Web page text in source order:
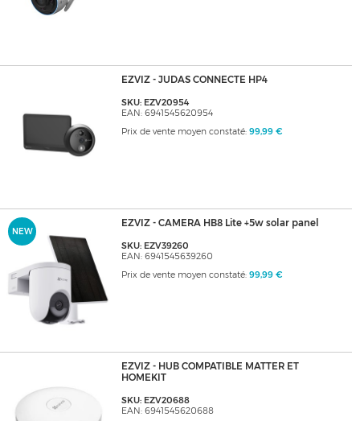
EZVIZ - JUDAS CONNECTE HP4
SKU: EZV20954
EAN: 6941545620954
Prix de vente moyen constaté: 99,99 €
NEW
EZVIZ - CAMERA HB8 Lite +5w solar panel
SKU: EZV39260
EAN: 6941545639260
Prix de vente moyen constaté: 99,99 €
EZVIZ - HUB COMPATIBLE MATTER ET
HOMEKIT
SKU: EZV20688
EAN: 6941545620688